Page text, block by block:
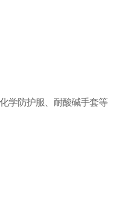
学防护服、耐酸碱手套等